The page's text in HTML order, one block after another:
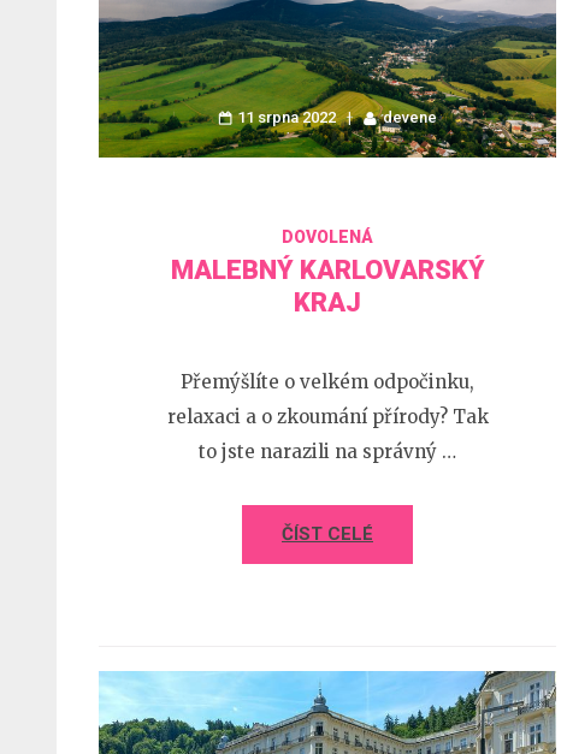
11 srpna 2022 devene
DOVOLENÁ
MALEBNÝ KARLOVARSKÝ
KRAJ
Přemýšlíte o velkém odpočinku,
relaxaci a o zkoumání přírody? Tak
to jste narazili na správný …
ČÍST CELÉ